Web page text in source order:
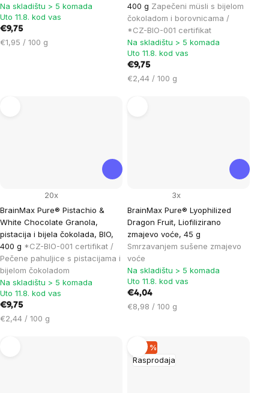
Na skladištu > 5 komada
Uto 11.8. kod vas
€9,75
Cijena
€1,95 / 100 g
400 g Zapečeni müsli s bijelom
čokoladom i borovnicama /
*CZ-BIO-001 certifikat
Na skladištu > 5 komada
Uto 11.8. kod vas
€9,75
Cijena
€2,44 / 100 g
BrainMax Pure® Pistachio &
White Chocolate Granola,
pistacija i bijela čokolada, BIO,
400 g *CZ-BIO-001 certifikat /
Pečene pahuljice s pistacijama i
bijelom čokoladom
20x
Na skladištu > 5 komada
Uto 11.8. kod vas
€9,75
Cijena
€2,44 / 100 g
BrainMax Pure® Lyophilized
Dragon Fruit, Liofilizirano
zmajevo voće, 45 g
Smrzavanjem sušene zmajevo
voće
3x
Na skladištu > 5 komada
Uto 11.8. kod vas
€4,04
Cijena
€8,98 / 100 g
Rasprodaja
–20 %